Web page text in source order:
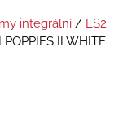
integrální / LS2
II WHITE